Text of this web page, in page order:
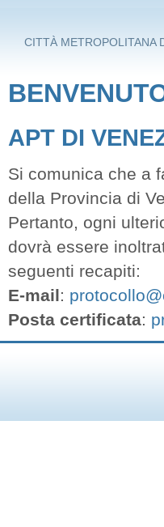
CITTÀ METROPOLITANA
APT DI
Si comunica che a
della Provincia di
Pertanto, ogni
dovrà essere
seguenti recapiti:
E-mail:
Posta certificata: